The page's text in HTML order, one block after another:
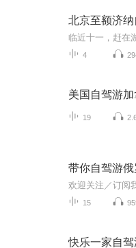
北京至额济
4
美国自驾游加
19
带你自驾游
15
快乐一家自驾